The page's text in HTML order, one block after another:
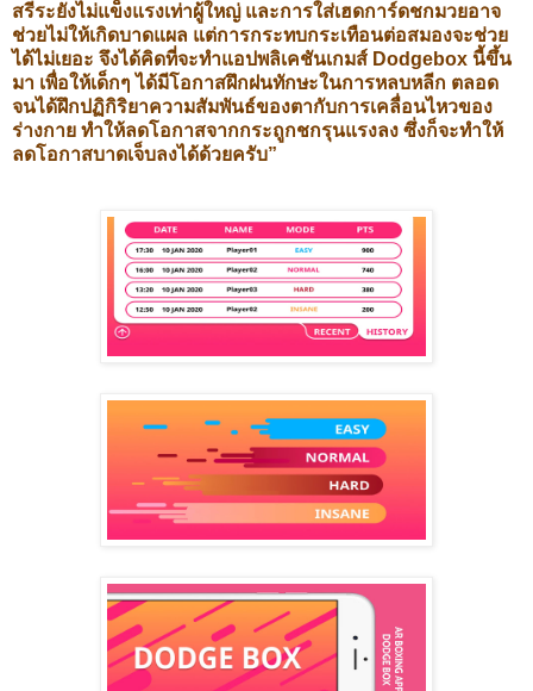
สรีระยังไม่แข็งแรงเท่าผู้ใหญ่ และการใส่เฮดการ์ดชกมวยอาจ
ช่วยไม่ให้เกิดบาดแผล แต่การกระทบกระเทือนต่อสมองจะช่วย
ได้ไม่เยอะ จึงได้คิดที่จะทำแอปพลิเคชันเกมส์ Dodgebox นี้ขึ้น
มา เพื่อให้เด็กๆ ได้มีโอกาสฝึกฝนทักษะในการหลบหลีก ตลอด
จนได้ฝึกปฏิกิริยาความสัมพันธ์ของตากับการเคลื่อนไหวของ
ร่างกาย ทำให้ลดโอกาสจากกระถูกชกรุนแรงลง ซึ่งก็จะทำให้
ลดโอกาสบาดเจ็บลงได้ด้วยครับ”